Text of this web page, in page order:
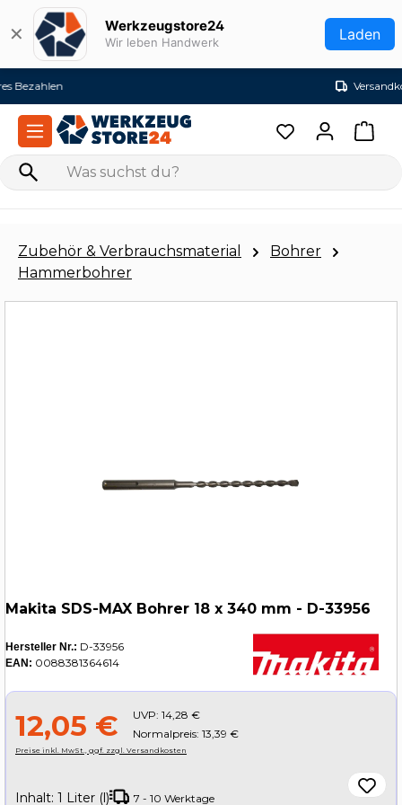
Zum Hauptinhalt springen
✕ Werkzeugstore24
Wir leben Handwerk Laden
Zubehör & Verbrauchsmaterial
Bohrer
Hammerbohrer
Makita SDS-MAX Bohrer 18 x 340 mm - D-33956
Hersteller Nr.: D-33956
EAN: 0088381364614
12,05 € UVP: 14,28 €
Normalpreis: 13,39 €
Preise inkl. MwSt., ggf. zzgl. Versandkosten
Inhalt: 1 Liter (l) 7 - 10 Werktage